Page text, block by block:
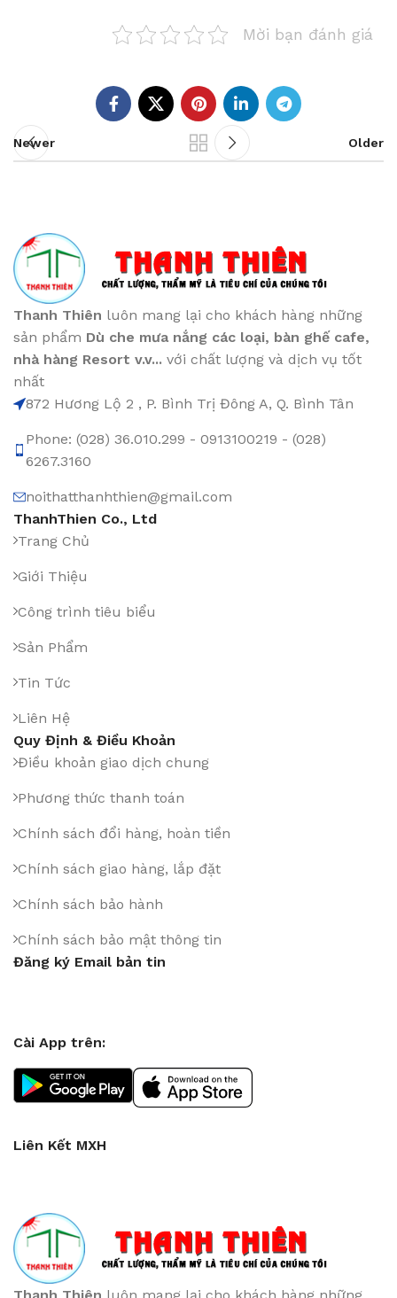
Mời bạn đánh giá
Newer Older
Thanh Thiên luôn mang lại cho khách hàng những
sản phẩm Dù che mưa nắng các loại, bàn ghế cafe,
nhà hàng Resort v.v... với chất lượng và dịch vụ tốt
nhất
872 Hương Lộ 2 , P. Bình Trị Đông A, Q. Bình Tân
Phone: (028) 36.010.299 - 0913100219 - (028)
6267.3160
noithatthanhthien@gmail.com
ThanhThien Co., Ltd
Trang Chủ
Giới Thiệu
Công trình tiêu biểu
Sản Phẩm
Tin Tức
Liên Hệ
Quy Định & Điều Khoản
Điều khoản giao dịch chung
Phương thức thanh toán
Chính sách đổi hàng, hoàn tiền
Chính sách giao hàng, lắp đặt
Chính sách bảo hành
Chính sách bảo mật thông tin
Đăng ký Email bản tin
Cài App trên:
Liên Kết MXH